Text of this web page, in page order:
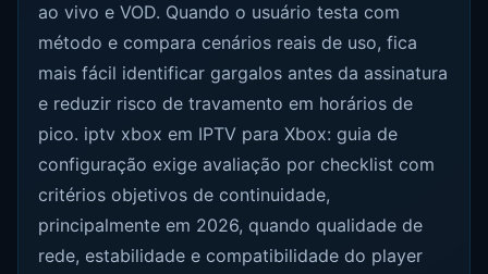
ao vivo e VOD. Quando o usuário testa com
método e compara cenários reais de uso, fica
mais fácil identificar gargalos antes da assinatura
e reduzir risco de travamento em horários de
pico. iptv xbox em IPTV para Xbox: guia de
configuração exige avaliação por checklist com
critérios objetivos de continuidade,
principalmente em 2026, quando qualidade de
rede, estabilidade e compatibilidade do player